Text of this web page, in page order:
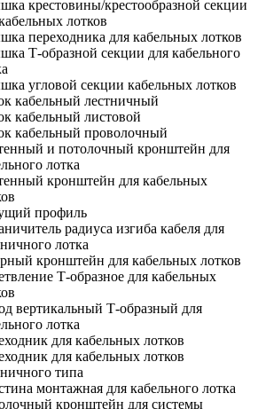
крестовины/крестообразной секции
лотков
переходника для кабельных лотков
Т-образной секции для кабельного
угловой секции кабельных лотков
кабельный лестничный
кабельный листовой
кабельный проволочный
и потолочный кронштейн для
лотка
кронштейн для кабельных
профиль
радиуса изгиба кабеля для
лотка
кронштейн для кабельных лотков
Т-образное для кабельных
вертикальный Т-образный для
лотка
для кабельных лотков
для кабельных лотков
типа
монтажная для кабельного лотка
кронштейн для системы